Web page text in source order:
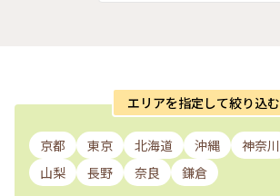
エリアを指定して絞り込む
京都 東京 北海道 沖縄 神奈川
山梨
長野 奈良 鎌倉